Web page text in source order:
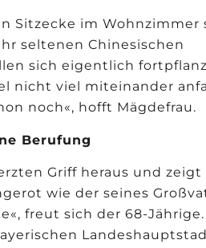
Sitzecke im Wohnzimmer
seltenen Chinesischen
sich eigentlich
nicht viel miteinander
noch«, hofft Mägdefrau.
Berufung
Griff heraus und zeigt
wie der seines
freut sich der 68-Jährige.